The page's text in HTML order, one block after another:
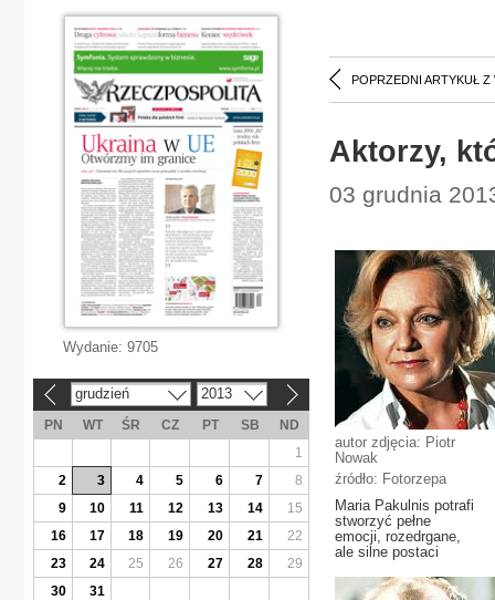
POPRZEDNI ARTYKUŁ Z
Aktorzy,
03 grudnia
autor zdjęcia: Piotr
Nowak
źródło: Fotorzepa
Maria Pakulnis potrafi
stworzyć pełne
emocji, rozedrgane,
ale silne postaci
Wydanie: 9705
grudzień 2013
PN WT ŚR CZ PT SB
ND
1
2
3 4 5 6 7
8
9
10 11 12 13 14
15
16
17 18 19 20 21
22
23
24 25 26 27 28
29
30
31